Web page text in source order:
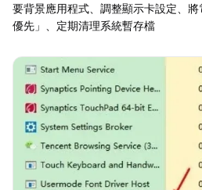
要背景應用程式、調整顯示卡設定、
優先」、定期清理系統暫存檔